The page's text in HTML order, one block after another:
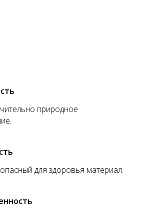
природное
для здоровья материал.